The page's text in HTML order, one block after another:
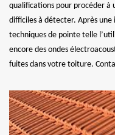
qualifications pour procéder à
difficiles à détecter. Après
techniques de pointe telle
encore des ondes
fuites dans votre toiture.